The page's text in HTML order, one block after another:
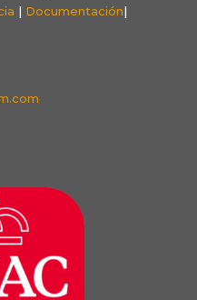
| Documentación|